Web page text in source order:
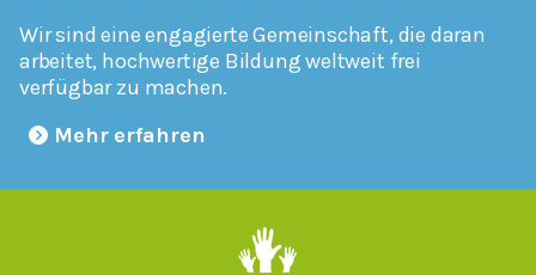
Wir sind eine engagierte Gemeinschaft, die daran
arbeitet, hochwertige Bildung weltweit frei
verfügbar zu machen.
Mehr erfahren